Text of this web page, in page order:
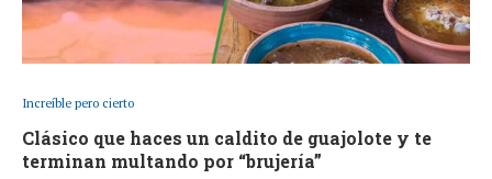
Increíble pero cierto
Clásico que haces un caldito de guajolote y te
terminan multando por “brujería”